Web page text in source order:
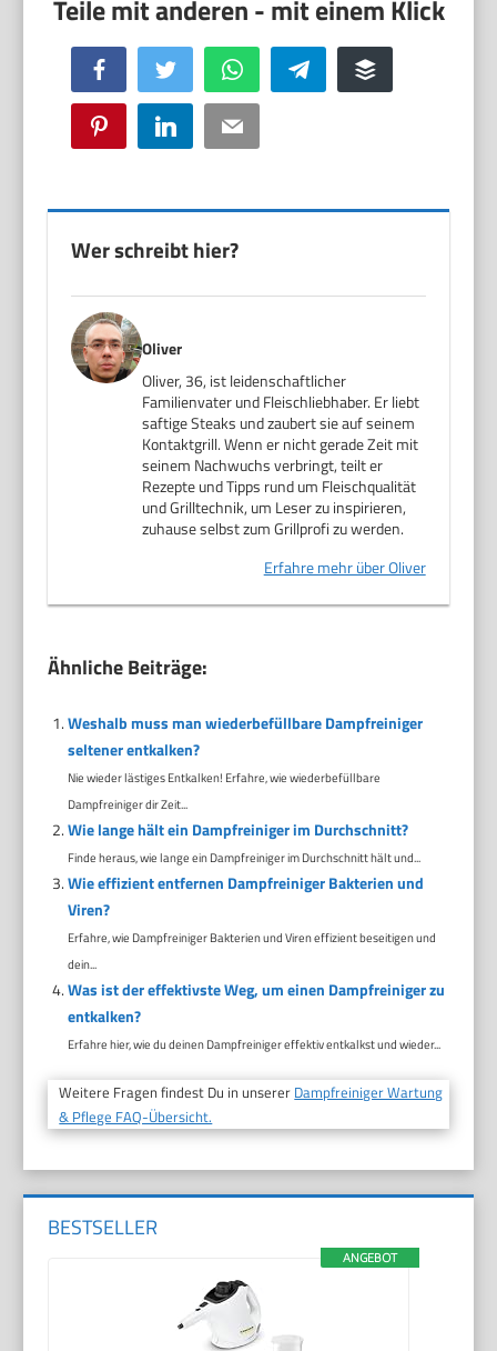
Facebook Twitter WhatsApp Telegram Buffer
Pinterest LinkedIn Email
Wer schreibt hier?
Oliver
Oliver, 36, ist leidenschaftlicher
Familienvater und Fleischliebhaber. Er liebt
saftige Steaks und zaubert sie auf seinem
Kontaktgrill. Wenn er nicht gerade Zeit mit
seinem Nachwuchs verbringt, teilt er
Rezepte und Tipps rund um Fleischqualität
und Grilltechnik, um Leser zu inspirieren,
zuhause selbst zum Grillprofi zu werden.
Erfahre mehr über Oliver
Ähnliche Beiträge:
Weshalb muss man wiederbefüllbare Dampfreiniger
seltener entkalken?
Nie wieder lästiges Entkalken! Erfahre, wie wiederbefüllbare
Dampfreiniger dir Zeit...
Wie lange hält ein Dampfreiniger im Durchschnitt?
Finde heraus, wie lange ein Dampfreiniger im Durchschnitt hält und...
Wie effizient entfernen Dampfreiniger Bakterien und
Viren?
Erfahre, wie Dampfreiniger Bakterien und Viren effizient beseitigen und
dein...
Was ist der effektivste Weg, um einen Dampfreiniger zu
entkalken?
Erfahre hier, wie du deinen Dampfreiniger effektiv entkalkst und wieder...
Weitere Fragen findest Du in unserer Dampfreiniger Wartung
& Pflege FAQ-Übersicht.
BESTSELLER
ANGEBOT